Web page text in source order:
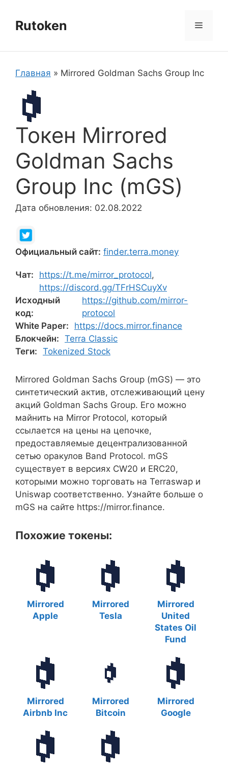
содержимому
Rutoken Меню
Главная » Mirrored Goldman Sachs Group Inc
Токен Mirrored
Goldman Sachs
Group Inc (mGS)
Дата обновления: 02.08.2022
Официальный сайт: finder.terra.money
Чат: https://t.me/mirror_protocol,
https://discord.gg/TFrHSCuyXv
Исходный
код:
https://github.com/mirror-
protocol
White Paper:
https://docs.mirror.finance
Блокчейн: Terra Classic
Теги: Tokenized Stock
Mirrored Goldman Sachs Group (mGS) — это
синтетический актив, отслеживающий цену
акций Goldman Sachs Group. Его можно
майнить на Mirror Protocol, который
ссылается на цены на цепочке,
предоставляемые децентрализованной
сетью оракулов Band Protocol. mGS
существует в версиях CW20 и ERC20,
которыми можно торговать на Terraswap и
Uniswap соответственно. Узнайте больше о
mGS на сайте https://mirror.finance.
Похожие токены:
Mirrored
Apple
Mirrored
Tesla
Mirrored
United
States Oil
Fund
Mirrored
Airbnb Inc
Mirrored
Bitcoin
Mirrored
Google